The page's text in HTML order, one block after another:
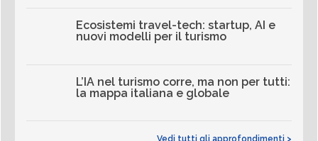
Ecosistemi travel-tech: startup, AI e
nuovi modelli per il turismo
L’IA nel turismo corre, ma non per tutti:
la mappa italiana e globale